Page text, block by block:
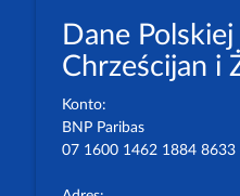
Dane Polskiej
Chrześcijan i
Konto:
BNP Paribas
07 1600 1462 1884 8633